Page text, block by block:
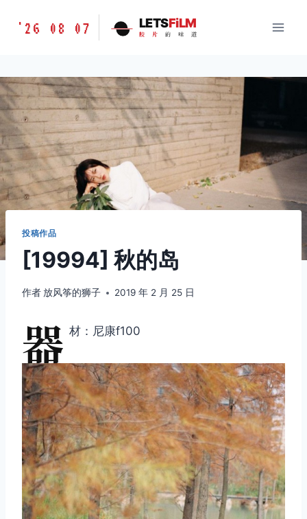
胶
味
道
LETSFILM
'26 08 07 LETSFiLM
胶 片 的 味 道
投稿作品
[19994] 秋的岛
作者 放风筝的狮子 2019 年 2 月 25 日
器 材：尼康f100